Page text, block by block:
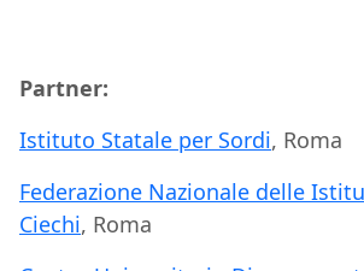
Partner:
Istituto Statale per Sordi, Roma
Federazione Nazionale delle
Ciechi, Roma